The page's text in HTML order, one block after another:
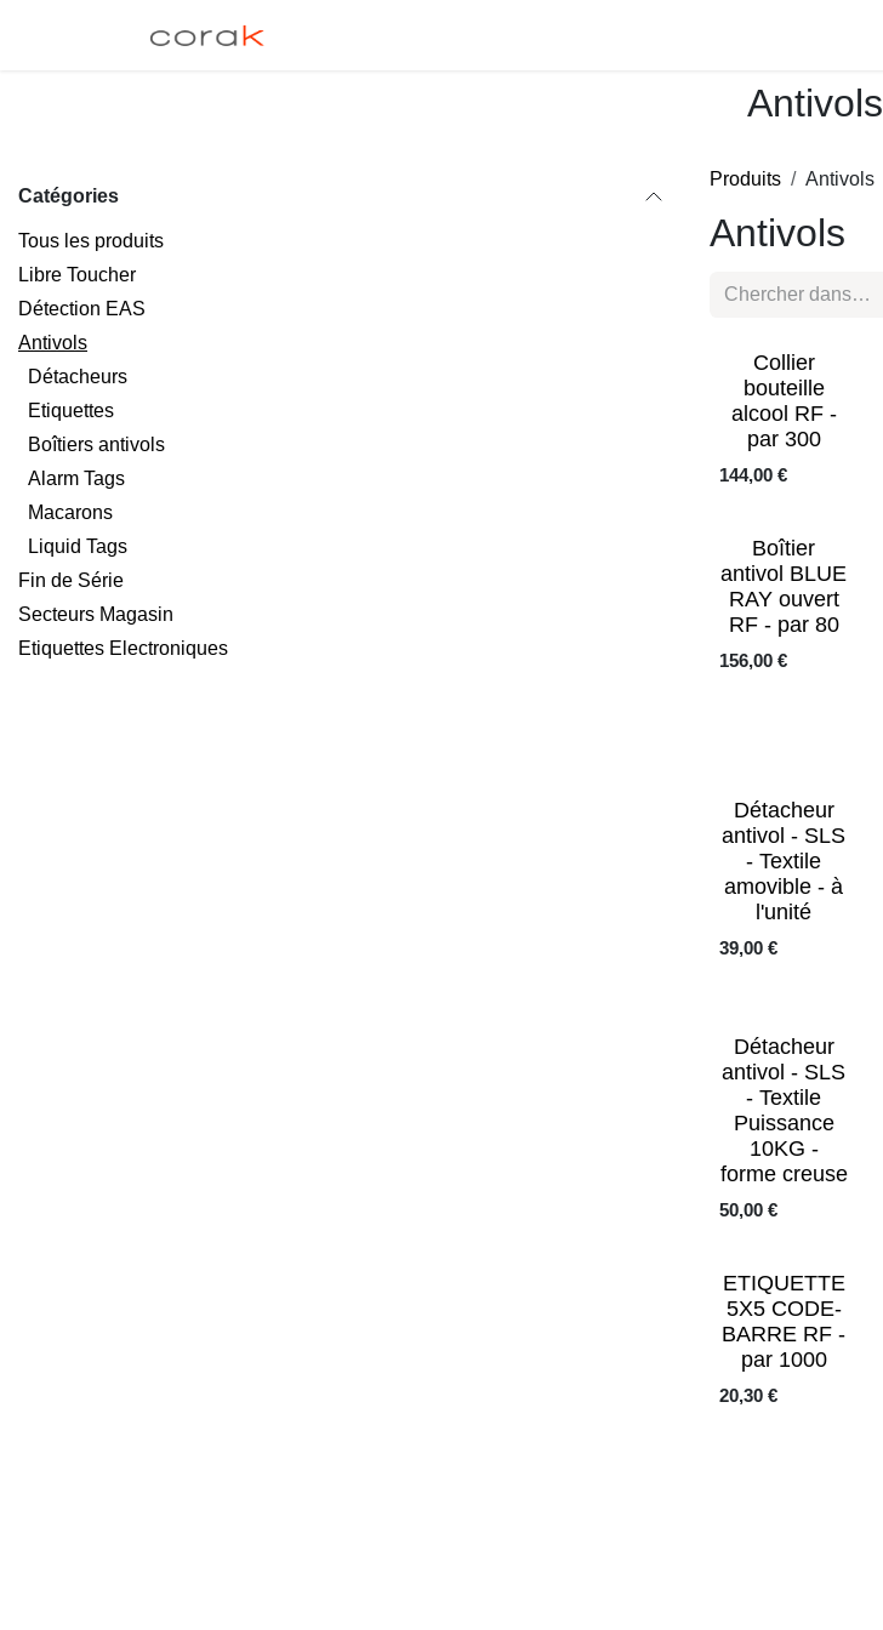
Antivols
Catégories
Tous les produits
Libre Toucher
Détection EAS
Antivols
Détacheurs
Etiquettes
Boîtiers antivols
Alarm Tags
Macarons
Liquid Tags
Fin de Série
Secteurs Magasin
Etiquettes Electroniques
Produits Antivols
Antivols
Collier
bouteille
alcool RF -
par 300
144,00 €
Boîtier
antivol BLUE
RAY ouvert
RF - par 80
156,00 €
Détacheur
antivol - SLS
- Textile
amovible - à
l'unité
39,00 €
Détacheur
antivol - SLS
- Textile
Puissance
10KG -
forme creuse
50,00 €
ETIQUETTE
5X5 CODE-
BARRE RF -
par 1000
20,30 €